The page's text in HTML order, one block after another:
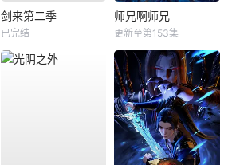
剑来第二季
已完结
师兄啊师兄
更新至第153集